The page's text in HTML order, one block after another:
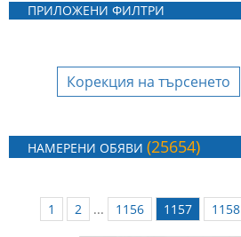
ПРИЛОЖЕНИ ФИЛТРИ
Корекция на търсенето
НАМЕРЕНИ ОБЯВИ(25654)
1 2 ... 1156 1157 1158